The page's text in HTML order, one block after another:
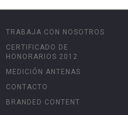
TRABAJA CON NOSOTROS
CERTIFICADO DE
HONORARIOS 2012
MEDICIÓN ANTENAS
CONTACTO
BRANDED CONTENT